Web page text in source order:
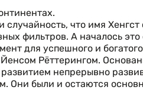
случайность, что имя
фильтров. А началось это
для успешного и
Рёттерингом.
непрерывно
были и остаются